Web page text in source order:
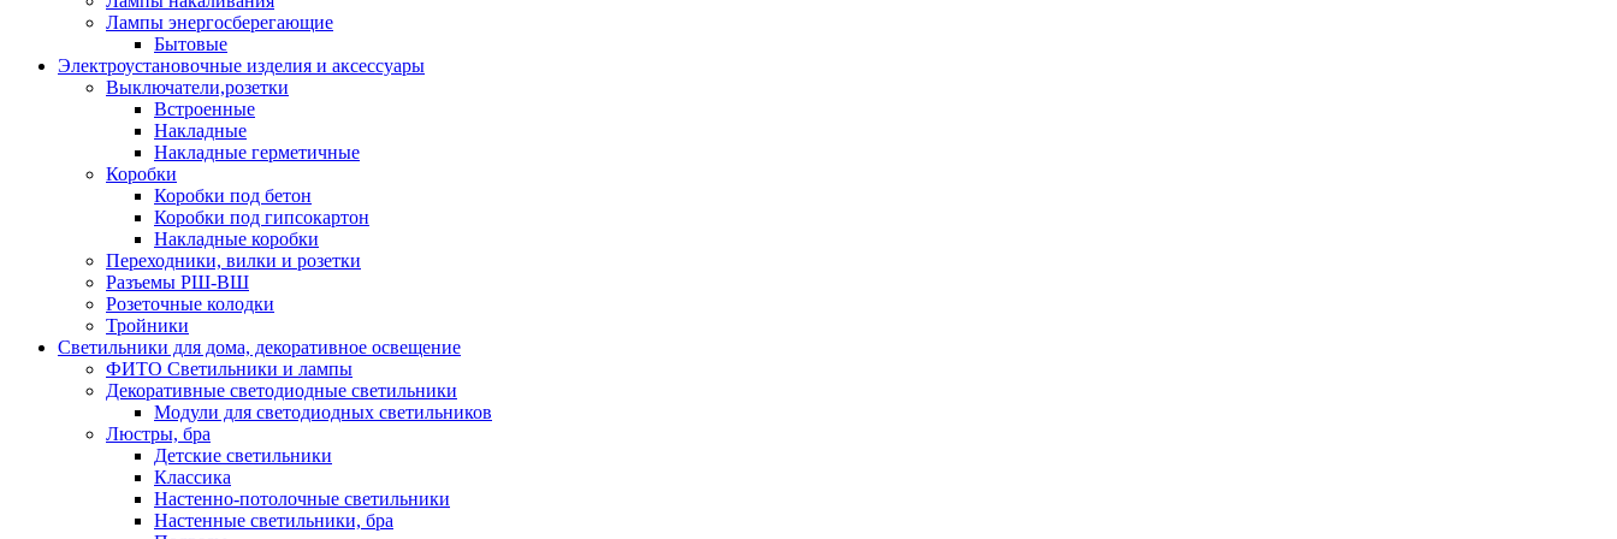
Лампы энергосберегающие
Бытовые
Электроустановочные изделия и аксессуары
Выключатели,розетки
Встроенные
Накладные
Накладные герметичные
Коробки
Коробки под бетон
Коробки под гипсокартон
Накладные коробки
Переходники, вилки и розетки
Разъемы РШ-ВШ
Розеточные колодки
Тройники
Светильники для дома, декоративное освещение
ФИТО Светильники и лампы
Декоративные светодиодные светильники
Модули для светодиодных светильников
Люстры, бра
Детские светильники
Классика
Настенно-потолочные светильники
Настенные светильники, бра